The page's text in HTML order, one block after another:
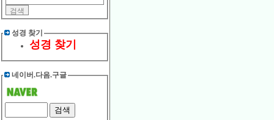
성경 찾기
성경 찾기
네이버.다음.구글